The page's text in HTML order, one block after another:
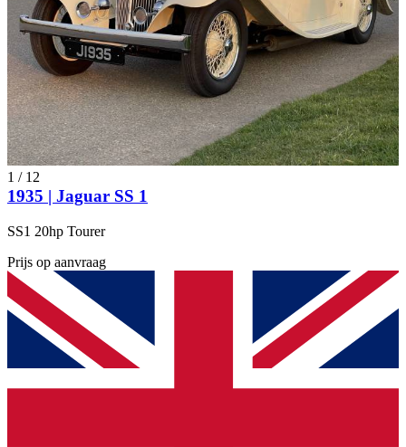
1 / 12
1935 | Jaguar SS 1
SS1 20hp Tourer
Prijs op aanvraag